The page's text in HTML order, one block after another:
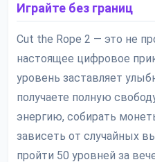
Играйте без границ
Cut the Rope 2 — это не
настоящее цифровое
уровень заставляет
получаете полную
энергию, собирать
зависеть от случайных
пройти 50 уровней за